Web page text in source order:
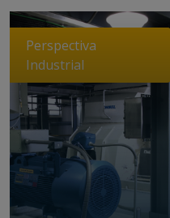
Perspectiva
Industrial